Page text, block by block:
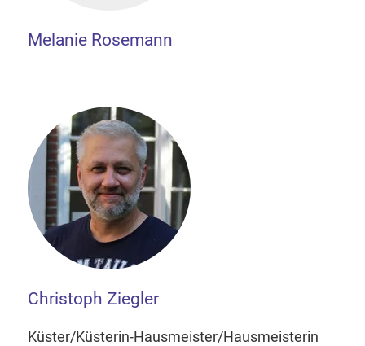
Melanie Rosemann
Christoph Ziegler
Küster/Küsterin-Hausmeister/Hausmeisterin